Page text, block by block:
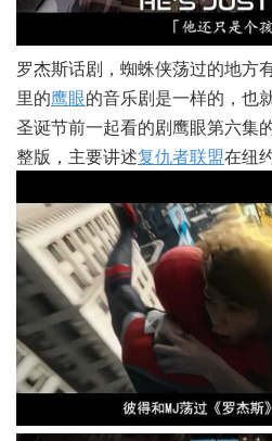
罗杰斯话剧，蜘蛛侠荡过的地方
里的鹰眼的音乐剧是一样的，也
圣诞节前一起看的剧鹰眼第六集
整版，主要讲述复仇者联盟在纽